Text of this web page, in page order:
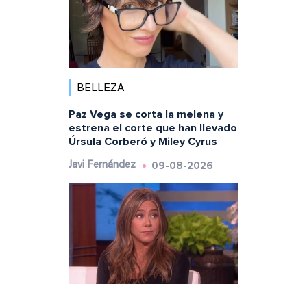
BELLEZA
Paz Vega se corta la melena y
estrena el corte que han llevado
Úrsula Corberó y Miley Cyrus
Javi Fernández 09-08-2026